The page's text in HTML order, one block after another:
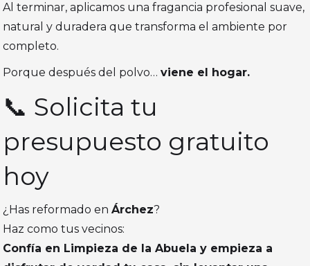
Al terminar, aplicamos una fragancia profesional suave,
natural y duradera que transforma el ambiente por
completo.
Porque después del polvo…viene el hogar.
📞 Solicita tu
presupuesto gratuito
hoy
¿Has reformado enÁrchez?
Haz como tus vecinos:
Confía en Limpieza de la Abuela y empieza a